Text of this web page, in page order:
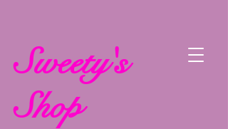
Sweety's
Shop